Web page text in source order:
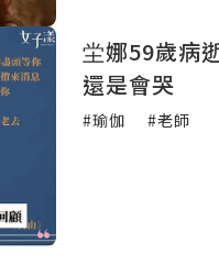
坣娜59歲病
還是會哭
#瑜伽 #老師